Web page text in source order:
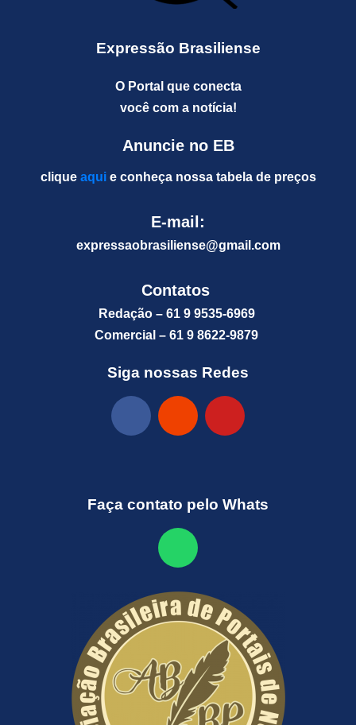
Expressão Brasiliense
O Portal que conecta
você com a notícia!
Anuncie no EB
clique aquie conheça nossa tabela de preços
E-mail:
expressaobrasiliense@gmail.com
Contatos
Redação – 61 9 9535-6969
Comercial – 61 9 8622-9879
Siga nossas Redes
Faça contato pelo Whats